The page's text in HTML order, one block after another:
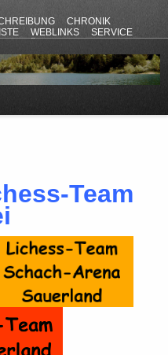
CHRONIK
WEBLINKS
SERVICE
Team